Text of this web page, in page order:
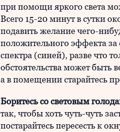
при помощи яркого света
Всего 15-20 минут в сутки
подавить желание чего-
положительного эффекта за
спектра (синей), разве что
обстоятельства может
а в помещении старайтесь
Боритесь со световым
так, чтобы хоть чуть-чуть
постарайтесь пересесть к